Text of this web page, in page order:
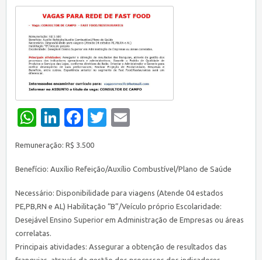
WhatsApp
LinkedIn
Facebook
Twitter
Remuneração: R$ 3.500
Benefício: Auxílio Refeição/Auxílio Combustível/Plano de Saúde
Necessário: Disponibilidade para viagens (Atende 04 estados
PE,PB,RN e AL) Habilitação “B”/Veículo próprio Escolaridade:
Desejável Ensino Superior em Administração de Empresas ou áreas
correlatas.
Principais atividades: Assegurar a obtenção de resultados das